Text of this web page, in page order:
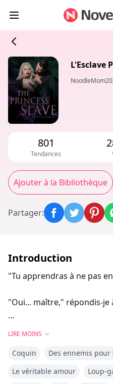
L'Esclave
801
Tendances
Ajouter à la Bibliothèque
Partager:
Introduction
"Tu apprendras à ne pas
"Oui... maître," répondis-je
Il passa son pouce sur la
parcoururent ma colonne
LIRE MOINS
Coquin Des ennemis
Le véritable amour
Loup-